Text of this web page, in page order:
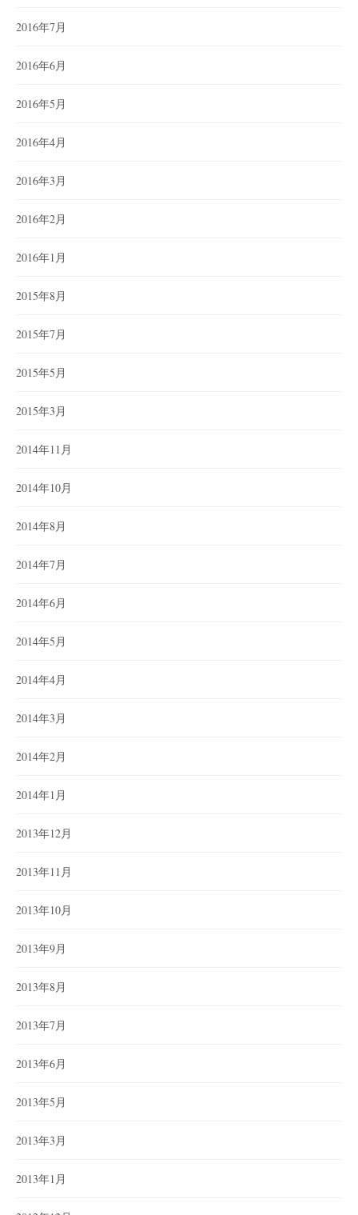
2016年7月
2016年6月
2016年5月
2016年4月
2016年3月
2016年2月
2016年1月
2015年8月
2015年7月
2015年5月
2015年3月
2014年11月
2014年10月
2014年8月
2014年7月
2014年6月
2014年5月
2014年4月
2014年3月
2014年2月
2014年1月
2013年12月
2013年11月
2013年10月
2013年9月
2013年8月
2013年7月
2013年6月
2013年5月
2013年3月
2013年1月